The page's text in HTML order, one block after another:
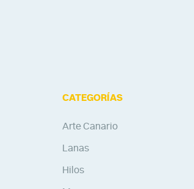
CATEGORÍAS
Arte Canario
Lanas
Hilos